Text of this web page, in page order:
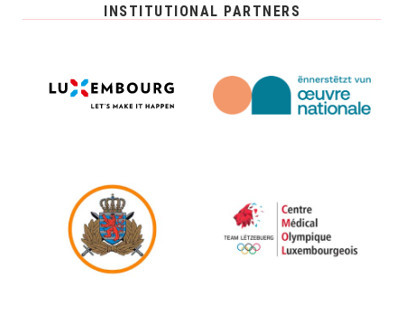
INSTITUTIONAL PARTNERS